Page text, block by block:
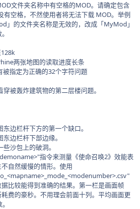
文件夹名称中有空格的MOD。请确定包含
有空格，不然使用者将无法下载 MOD。举例
」的文件夹名称是无效的，改成「MyMod」
两张地图的读取进度长条
被指定为正确的32个字符问题
被轰炸建筑物的第二层楼问题。
边栏杆下方的第一个缺口。
边栏杆下部边缘。
沙包上的破洞。
指令来测量《使命召唤2》效能表
自然缓慢的情形。使用
比较能得到准确的结果。第一栏是画面帧
费的豪秒。不用理会前面十列。平均画面更